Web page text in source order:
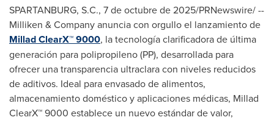
SPARTANBURG, S.C., 7 de octubre de 2025/PRNewswire/ --
Milliken & Company anuncia con orgullo el lanzamiento de
Millad ClearX™ 9000, la tecnología clarificadora de última
generación para polipropileno (PP), desarrollada para
ofrecer una transparencia ultraclara con niveles reducidos
de aditivos. Ideal para envasado de alimentos,
almacenamiento doméstico y aplicaciones médicas, Millad
ClearX™ 9000 establece un nuevo estándar de valor,